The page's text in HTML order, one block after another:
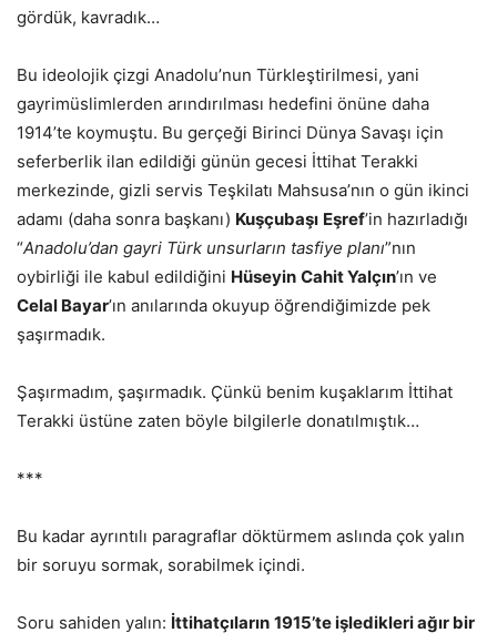
gördük, kavradık…
Bu ideolojik çizgi Anadolu’nun Türkleştirilmesi, yani
gayrimüslimlerden arındırılması hedefini önüne daha
1914’te koymuştu. Bu gerçeği Birinci Dünya Savaşı için
seferberlik ilan edildiği günün gecesi İttihat Terakki
merkezinde, gizli servis Teşkilatı Mahsusa’nın o gün ikinci
adamı (daha sonra başkanı) Kuşçubaşı Eşref’in hazırladığı
“Anadolu’dan gayri Türk unsurların tasfiye planı”nın
oybirliği ile kabul edildiğini Hüseyin Cahit Yalçın’ın ve
Celal Bayar’ın anılarında okuyup öğrendiğimizde pek
şaşırmadık.
Şaşırmadım, şaşırmadık. Çünkü benim kuşaklarım İttihat
Terakki üstüne zaten böyle bilgilerle donatılmıştık…
***
Bu kadar ayrıntılı paragraflar döktürmem aslında çok yalın
bir soruyu sormak, sorabilmek içindi.
Soru sahiden yalın: İttihatçıların 1915’te işledikleri ağır bir